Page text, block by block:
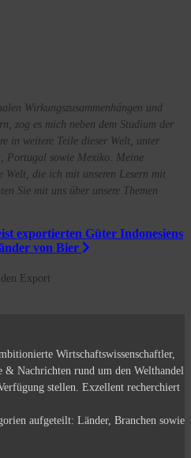
Wirkungszusammenhängen und
zog es mich neben dem Studium der
in weitere Teile dieser Welt, unter
Portugal sowie Mexiko. Meine
Welt, die ich mit unseren Lesern mit
Sie mit uns über unsere Themen
exportierten Güter Indonesiens
von Bier
Export
Wirtschaftswissenschaftler,
& Nachrichten rund um den Welthandel
stellen. Exzellent recherchiert
aufgeteilt: Länder, Branchen sowie